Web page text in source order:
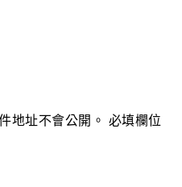
地址不會公開。 必填欄位